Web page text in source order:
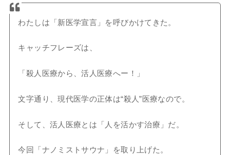
わたしは「新医学宣言」を呼びかけてきた。
キャッチフレーズは、
「殺人医療から、活人医療へー！」
文字通り、現代医学の正体は“殺人”医療なので。
そして、活人医療とは「人を活かす治療」だ。
今回「ナノミストサウナ」を取り上げた。